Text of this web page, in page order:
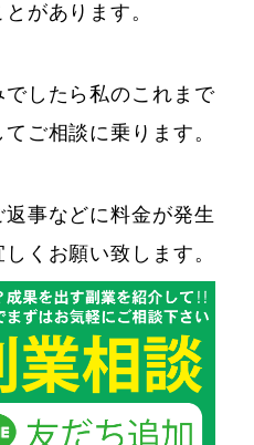
があります。
したら私のこれまで
ご相談に乗ります。
事などに料金が発生
くお願い致します。